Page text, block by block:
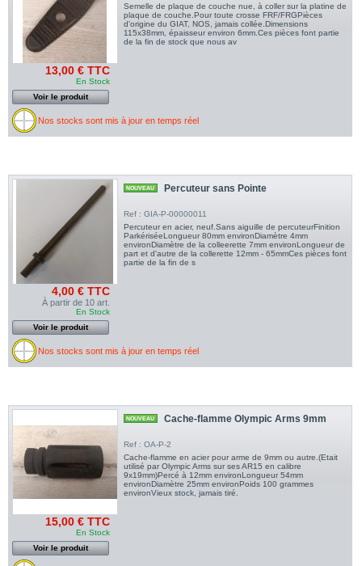
Semelle de plaque de couche nue, à coller sur la platine de
plaque de couche.Pour toute crosse FRF/FRGPièces
d'origine du GIAT, NOS, jamais collée.Dimensions
115x38mm, épaisseur environ 6mm.Ces pièces font partie
de la fin de stock que nous av
13,00 € TTC
En Stock
Voir le produit
Nos stocks sont mis à jour en temps réel
NOUVEAU Percuteur sans Pointe
Ref : GIA-P-00000011
Percuteur en acier, neuf.Sans aiguille de percuteurFinition
ParkériséeLongueur 80mm environDiamètre 4mm
environDiamètre de la colleerette 7mm environLongueur de
part et d'autre de la collerette 12mm - 65mmCes pièces font
partie de la fin de s
4,00 € TTC
À partir de 10 art.
En Stock
Voir le produit
Nos stocks sont mis à jour en temps réel
NOUVEAU Cache-flamme Olympic Arms 9mm
Ref : OA-P-2
Cache-flamme en acier pour arme de 9mm ou autre.(Etait
utilisé par Olympic Arms sur ses AR15 en calibre
9x19mm)Percé à 12mm environLongueur 54mm
environDiamètre 25mm environPoids 100 grammes
environVieux stock, jamais tiré.
15,00 € TTC
En Stock
Voir le produit